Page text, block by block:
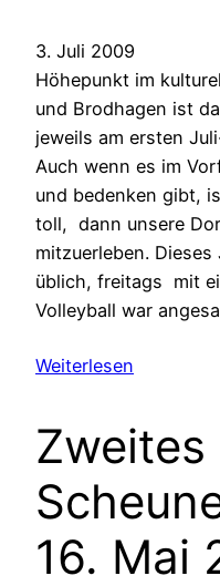
3. Juli 2009
Höhepunkt im
und Brodhagen ist
jeweils am ersten
Auch wenn es im
und bedenken gibt,
toll, dann unsere
mitzuerleben.
üblich, freitags mit
Volleyball war
Weiterlesen
Zweites
16. Mai